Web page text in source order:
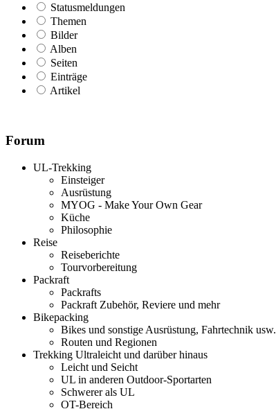
Statusmeldungen
Themen
Bilder
Alben
Seiten
Einträge
Artikel
Forum
UL-Trekking
Einsteiger
Ausrüstung
MYOG - Make Your Own Gear
Küche
Philosophie
Reise
Reiseberichte
Tourvorbereitung
Packraft
Packrafts
Packraft Zubehör, Reviere und mehr
Bikepacking
Bikes und sonstige Ausrüstung, Fahrtechnik usw.
Routen und Regionen
Trekking Ultraleicht und darüber hinaus
Leicht und Seicht
UL in anderen Outdoor-Sportarten
Schwerer als UL
OT-Bereich